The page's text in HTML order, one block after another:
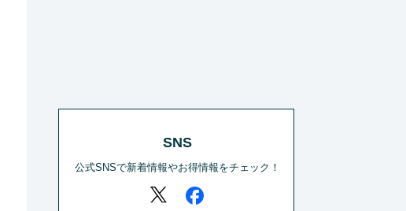
SNS
公式SNSで新着情報やお得情報をチェック！